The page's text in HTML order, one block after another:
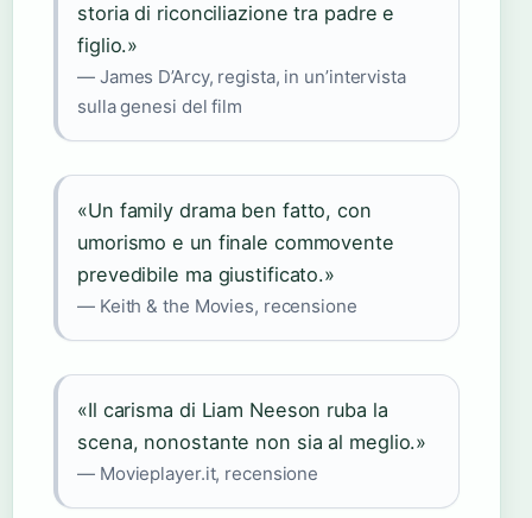
storia di riconciliazione tra padre e
figlio.»
— James D’Arcy, regista, in un’intervista
sulla genesi del film
«Un family drama ben fatto, con
umorismo e un finale commovente
prevedibile ma giustificato.»
— Keith & the Movies, recensione
«Il carisma di Liam Neeson ruba la
scena, nonostante non sia al meglio.»
— Movieplayer.it, recensione